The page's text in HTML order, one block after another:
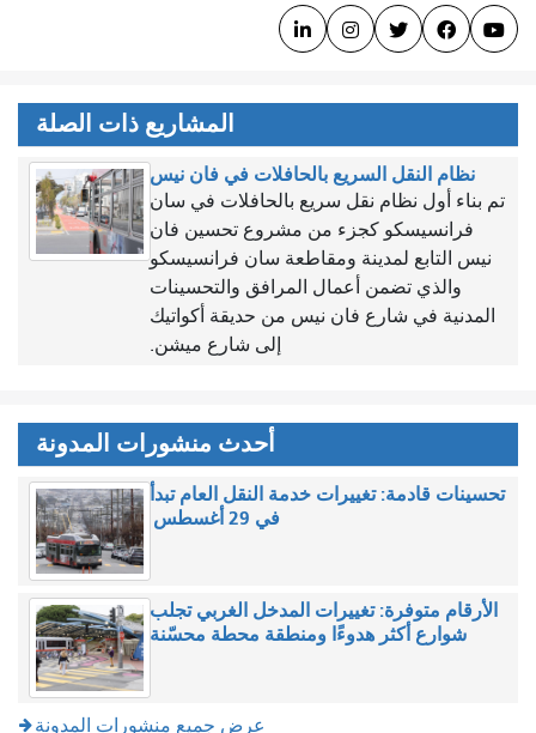





المشاريع ذات الصلة
نظام النقل السريع بالحافلات في فان نيس
تم بناء أول نظام نقل سريع بالحافلات في سان
فرانسيسكو كجزء من مشروع تحسين فان
نيس التابع لمدينة ومقاطعة سان فرانسيسكو
والذي تضمن أعمال المرافق والتحسينات
المدنية في شارع فان نيس من حديقة أكواتيك
إلى شارع ميشن.
أحدث منشورات المدونة
تحسينات قادمة: تغييرات خدمة النقل العام تبدأ
في 29 أغسطس
الأرقام متوفرة: تغييرات المدخل الغربي تجلب
شوارع أكثر هدوءًا ومنطقة محطة محسّنة
عرض جميع منشورات المدونة